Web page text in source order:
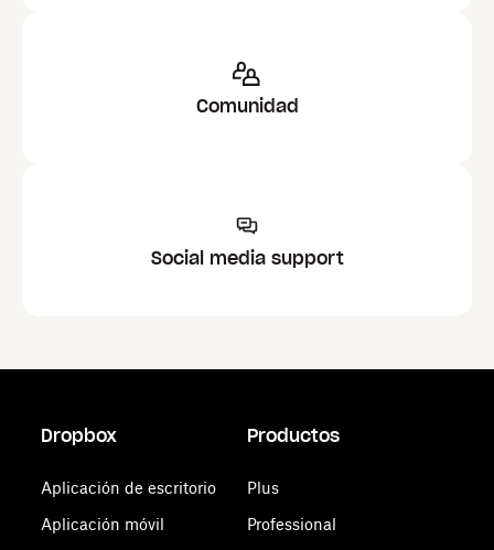
Comunidad
Social media support
Dropbox
Aplicación de escritorio
Aplicación móvil
Productos
Plus
Professional